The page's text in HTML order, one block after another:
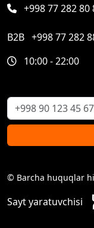
+998 77 282 80
B2B +998 77 282
10:00 - 22:00
© Barcha huquqlar
Sayt yaratuvchisi